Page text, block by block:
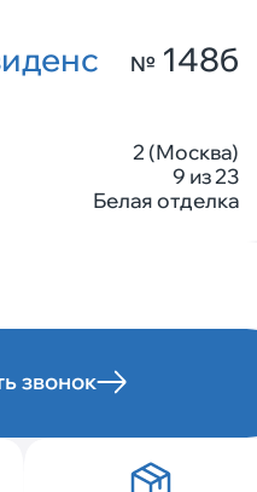
№ 148б
2 (Москва)
9 из 23
Белая отделка
звонок